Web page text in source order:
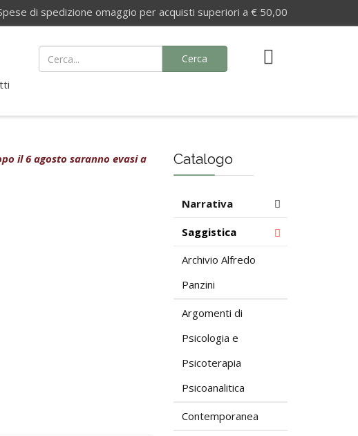
di spedizione omaggio per acquisti superiori a € 50,00
Cerca
il 6 agosto saranno evasi a
Catalogo
Narrativa
Saggistica
Archivio Alfredo
Panzini
Argomenti di
Psicologia e
Psicoterapia
Psicoanalitica
Contemporanea